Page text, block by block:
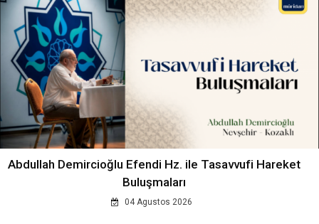
Abdullah Demircioğlu Efendi Hz. ile Tasavvufi Hareket
Buluşmaları
04 Agustos 2026